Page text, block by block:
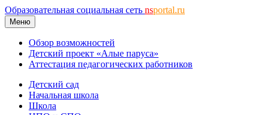
Образовательная социальная сеть nsportal.ru
Меню
Обзор возможностей
Детский проект «Алые паруса»
Аттестация педагогических работников
Детский сад
Начальная школа
Школа